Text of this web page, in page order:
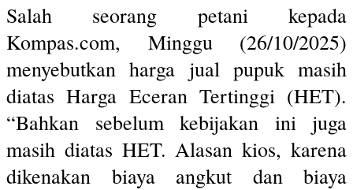
Salah seorang petani kepada
Kompas.com, Minggu (26/10/2025)
menyebutkan harga jual pupuk masih
diatas Harga Eceran Tertinggi (HET).
“Bahkan sebelum kebijakan ini juga
masih diatas HET. Alasan kios, karena
dikenakan biaya angkut dan biaya